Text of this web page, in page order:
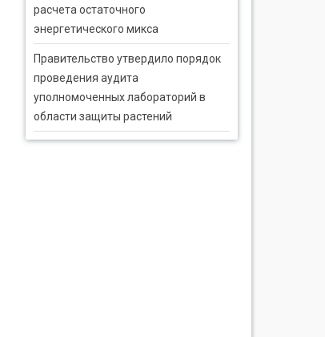
расчета остаточного
энергетического микса
Правительство утвердило порядок
проведения аудита
уполномоченных лабораторий в
области защиты растений